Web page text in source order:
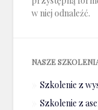
w niej odnaleźć.
NASZE
Szkolenie z
Szkolenie z